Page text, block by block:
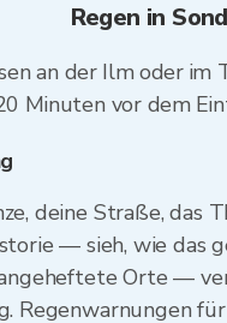
Regen in
an der Ilm oder im
Minuten vor dem
deine Straße, das
— sieh, wie das
Orte —
Regenwarnungen